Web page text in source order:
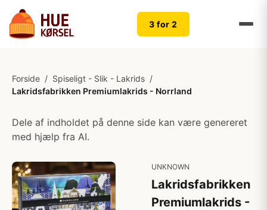
3 for 2
Forside / Spiseligt - Slik - Lakrids /
Lakridsfabrikken Premiumlakrids - Norrland
Dele af indholdet på denne side kan være genereret
med hjælp fra AI.
UNKNOWN
Lakridsfabrikken
Premiumlakrids -